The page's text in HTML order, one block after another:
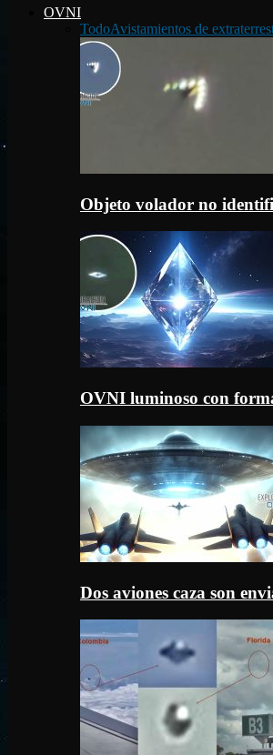
OVNI
TodoAvistamientos de
Objeto volador no
OVNI luminoso con
Dos aviones caza son